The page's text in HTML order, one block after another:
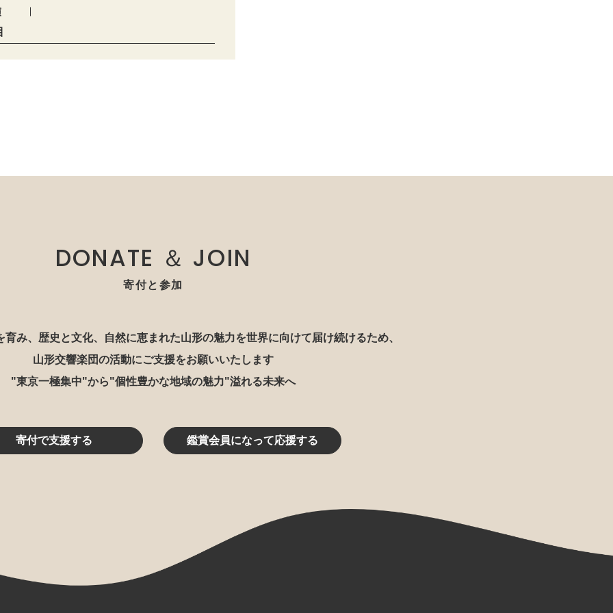
DONATE ＆ JOIN
寄付と参加
育み、歴史と文化、自然に恵まれた山形の魅力を世界に向けて届け続けるため、
山形交響楽団の活動にご支援をお願いいたします
"東京一極集中"から"個性豊かな地域の魅力"溢れる未来へ
寄付で支援する 鑑賞会員になって応援する